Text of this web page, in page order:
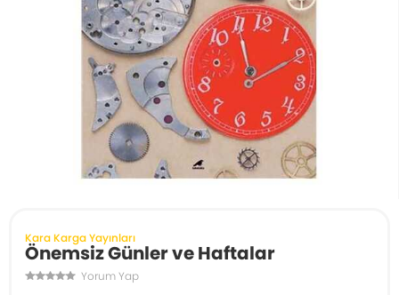
Kara Karga Yayınları
Önemsiz Günler ve Haftalar
Yorum Yap